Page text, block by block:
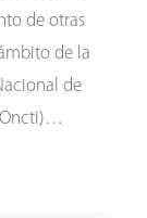
de otras
de la
de